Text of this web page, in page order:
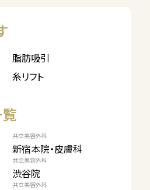
脂肪吸引
糸リフト
共立美容外科
新宿本院・皮膚科
共立美容外科
渋谷院
共立美容外科